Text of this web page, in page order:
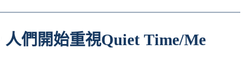
們開始重視Quiet Time/Me